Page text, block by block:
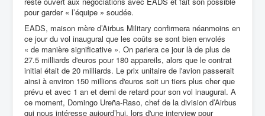
pour garder « l’équipe » soudée.
EADS, maison mère d’Airbus Military confirmera néanmoins en
ce jour du vol inaugural que les coûts se sont bien envolés
« de manière significative ». On parlera ce jour là de plus de
27.5 milliards d'euros pour 180 appareils, alors que le contrat
initial était de 20 milliards. Le prix unitaire de l'avion passerait
ainsi à environ 150 millions d'euros soit un tiers plus cher que
prévu et avec 1 an et demi de retard pour son vol inaugural. A
ce moment, Domingo Ureña-Raso, chef de la division d’Airbus
qui nous intéresse aujourd’hui, lors d'une interview pour